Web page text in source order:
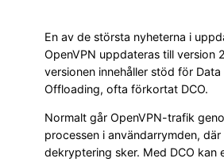
En av de största nyheterna i
OpenVPN uppdateras till version
versionen innehåller stöd för Data
Offloading, ofta förkortat DCO.
Normalt går OpenVPN-trafik
processen i användarrymden,
dekryptering sker. Med DCO kan